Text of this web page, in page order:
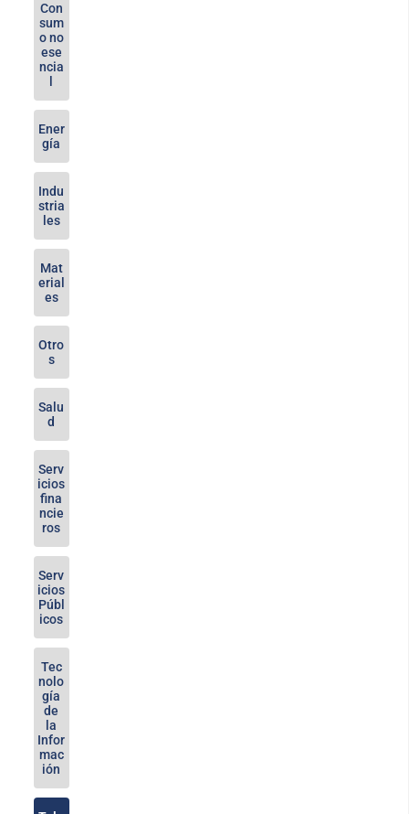
Con
sum
o no
ese
ncia
Ener
gía
Indu
stria
les
Mat
erial
es
Otro
s
Salu
d
Serv
icios
fina
ncie
ros
Serv
icios
Públ
icos
Tec
nolo
gía
de
la
Infor
mac
ión